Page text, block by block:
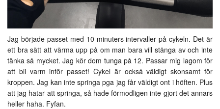
Jag började passet med 10 minuters intervaller på cykeln. Det är
ett bra sätt att värma upp på om man bara vill stänga av och inte
tänka så mycket. Jag kör dom tunga på 12. Passar mig lagom för
att bli varm inför passet! Cykel är också väldigt skonsamt för
kroppen. Jag kan inte springa pga jag får väldigt ont i höften. Plus
att jag hatar att springa, så hade förmodligen inte gjort det annars
heller haha. Fyfan.